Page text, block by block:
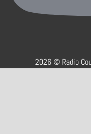
2026 © Radio